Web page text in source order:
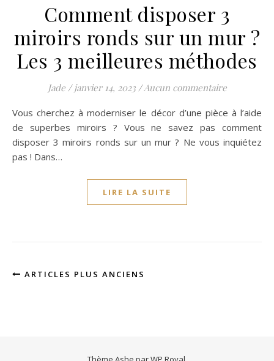
Comment disposer 3
miroirs ronds sur un mur ?
Les 3 meilleures méthodes
Jade / janvier 14, 2023 /Aucun commentaire
Vous cherchez à moderniser le décor d’une pièce à l’aide
de superbes miroirs ? Vous ne savez pas comment
disposer 3 miroirs ronds sur un mur ? Ne vous inquiétez
pas ! Dans…
LIRE LA SUITE
ARTICLES PLUS ANCIENS